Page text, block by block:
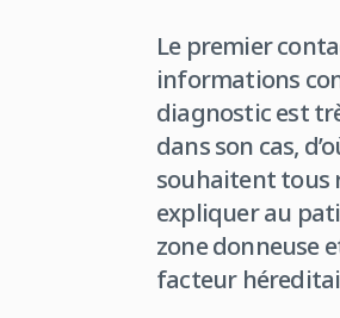
Le premier
informations
diagnostic est
dans son cas,
souhaitent tous
expliquer au
zone donneuse
facteur